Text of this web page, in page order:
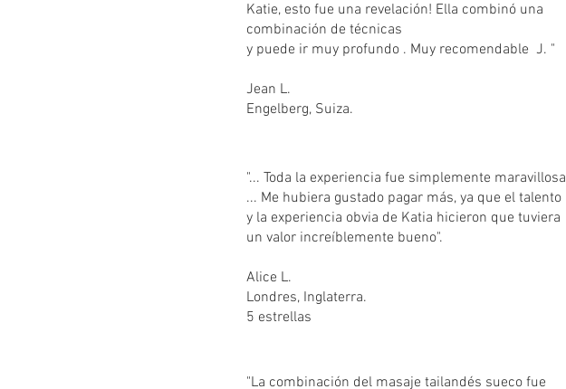
Katie, esto fue una revelación! Ella combinó una
combinación de técnicas
y puede ir muy profundo . Muy recomendable J. "
Jean L.
Engelberg, Suiza.
"... Toda la experiencia fue simplemente maravillosa
... Me hubiera gustado pagar más, ya que el talento
y la experiencia obvia de Katia hicieron que tuviera
un valor increíblemente bueno".
Alice L.
Londres, Inglaterra.
5 estrellas
"La combinación del masaje tailandés sueco fue